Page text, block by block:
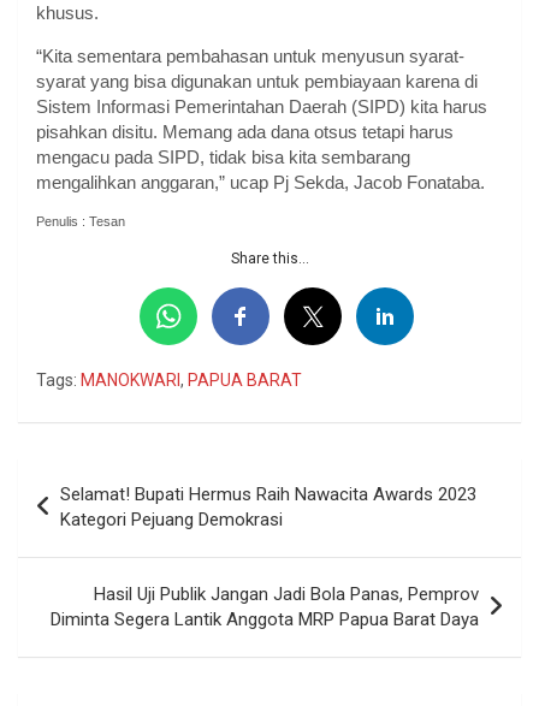
khusus.
“Kita sementara pembahasan untuk menyusun syarat-
syarat yang bisa digunakan untuk pembiayaan karena di
Sistem Informasi Pemerintahan Daerah (SIPD) kita harus
pisahkan disitu. Memang ada dana otsus tetapi harus
mengacu pada SIPD, tidak bisa kita sembarang
mengalihkan anggaran,” ucap Pj Sekda, Jacob Fonataba.
Penulis : Tesan
Share this...
Tags: MANOKWARI, PAPUA BARAT
pos
Selamat! Bupati Hermus Raih Nawacita Awards 2023
Kategori Pejuang Demokrasi
Hasil Uji Publik Jangan Jadi Bola Panas, Pemprov
Diminta Segera Lantik Anggota MRP Papua Barat Daya